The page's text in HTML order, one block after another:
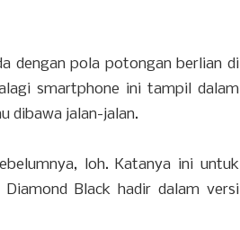
dengan pola potongan berlian di
smartphone ini tampil dalam
dibawa jalan-jalan.
loh. Katanya ini untuk
Black hadir dalam versi